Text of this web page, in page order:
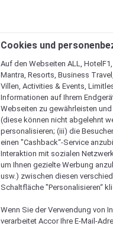
Cookies und
Auf den Webseiten ALL,
Mantra, Resorts, Business
Villen, Activities & Events,
Informationen auf Ihrem
Webseiten zu gewährleisten
(diese können nicht abgelehnt
personalisieren; (iii) die
einen "Cashback“-Service
Interaktion mit sozialen
um Ihnen gezielte Werbung
usw.) zwischen diesen
Schaltfläche "Personalisieren“
Wenn Sie der Verwendung von
verarbeitet Accor Ihre E-Mail-